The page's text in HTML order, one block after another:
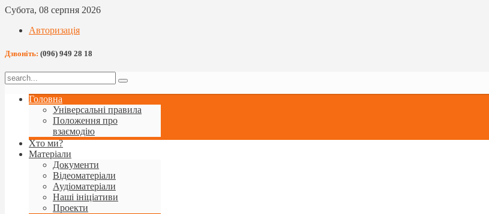
Субота, 08 серпня 2026
Авторизація
Дзвоніть: (096) 949 28 18
Головна
Універсальні правила
Положення про
взаємодію
Хто ми?
Матеріали
Документи
Відеоматеріали
Аудіоматеріали
Наші ініціативи
Проекти